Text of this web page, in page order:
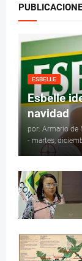
ESBELLE
Esbelle
navidad
por: Armario de
- martes,